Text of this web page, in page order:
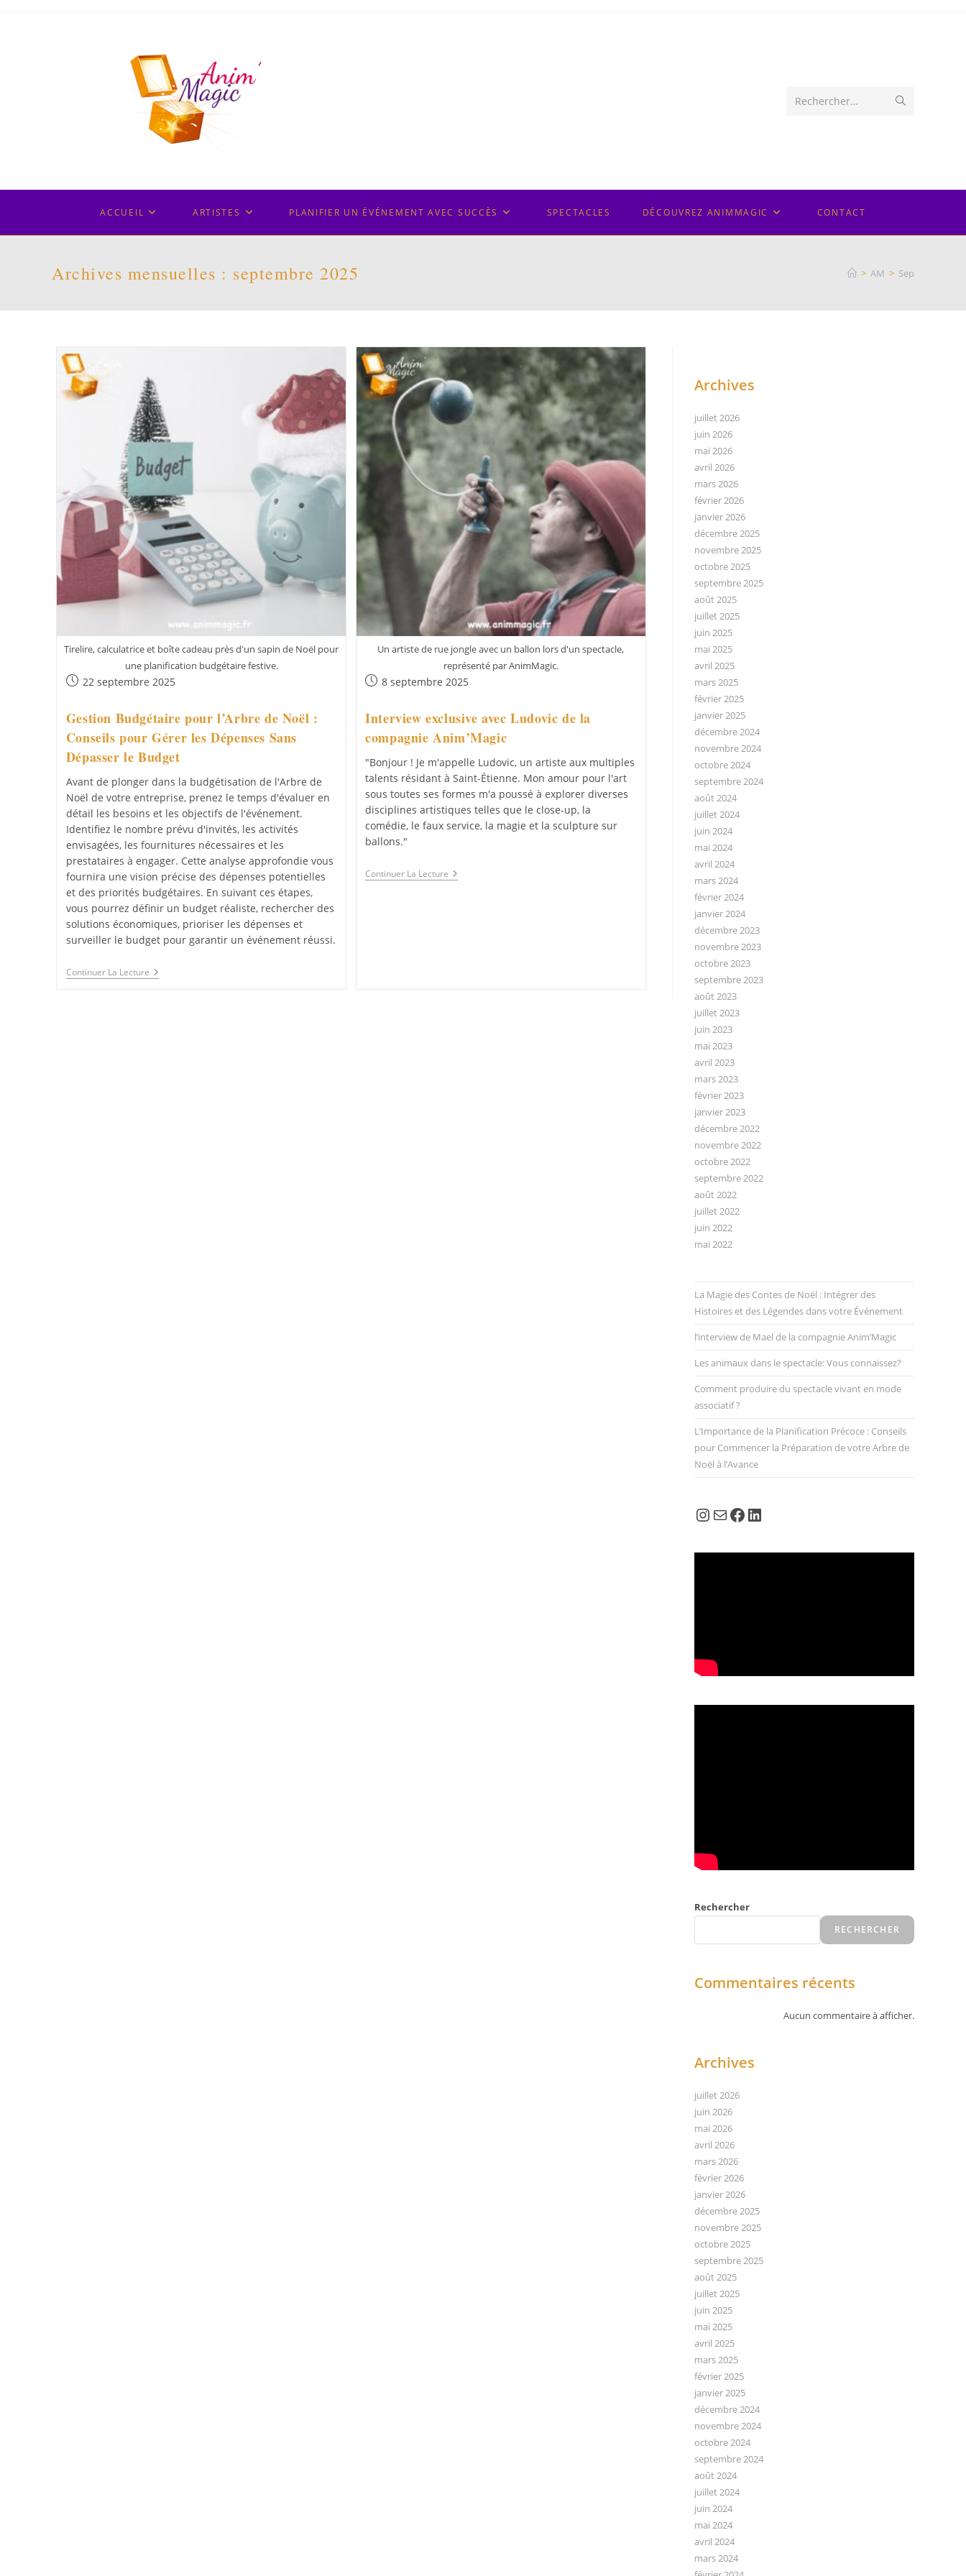
Rechercher…
ACCUEIL ARTISTES PLANIFIER UN ÉVÉNEMENT AVEC SUCCÈS SPECTACLES DÉCOUVREZ ANIMMAGIC CONTACT
Archives mensuelles : septembre 2025 > AM > Sep
Tirelire, calculatrice et boîte cadeau près d'un sapin de Noël pour
une planification budgétaire festive.
Publication
22 septembre 2025
Gestion Budgétaire pour l’Arbre de Noël :
Conseils pour Gérer les Dépenses Sans
Dépasser le Budget
Avant de plonger dans la budgétisation de l'Arbre de
Noël de votre entreprise, prenez le temps d'évaluer en
détail les besoins et les objectifs de l'événement.
Identifiez le nombre prévu d'invités, les activités
envisagées, les fournitures nécessaires et les
prestataires à engager. Cette analyse approfondie vous
fournira une vision précise des dépenses potentielles
et des priorités budgétaires. En suivant ces étapes,
vous pourrez définir un budget réaliste, rechercher des
solutions économiques, prioriser les dépenses et
surveiller le budget pour garantir un événement réussi.
Continuer La LectureGestion
Budgétaire
Un artiste de rue jongle avec un ballon lors d'un spectacle,
représenté par AnimMagic.
Publication
8 septembre 2025
Interview exclusive avec Ludovic de la
compagnie Anim’Magic
"Bonjour ! Je m'appelle Ludovic, un artiste aux multiples
talents résidant à Saint-Étienne. Mon amour pour l'art
sous toutes ses formes m'a poussé à explorer diverses
disciplines artistiques telles que le close-up, la
comédie, le faux service, la magie et la sculpture sur
ballons."
Continuer La Lecture Interview
Exclusive
Archives
juillet 2026
juin 2026
mai 2026
avril 2026
mars 2026
février 2026
janvier 2026
décembre 2025
novembre 2025
octobre 2025
septembre 2025
août 2025
juillet 2025
juin 2025
mai 2025
avril 2025
mars 2025
février 2025
janvier 2025
décembre 2024
novembre 2024
octobre 2024
septembre 2024
août 2024
juillet 2024
juin 2024
mai 2024
avril 2024
mars 2024
février 2024
janvier 2024
décembre 2023
novembre 2023
octobre 2023
septembre 2023
août 2023
juillet 2023
juin 2023
mai 2023
avril 2023
mars 2023
février 2023
janvier 2023
décembre 2022
novembre 2022
octobre 2022
septembre 2022
août 2022
juillet 2022
juin 2022
mai 2022
La Magie des Contes de Noël : Intégrer des
Histoires et des Légendes dans votre Événement
l’interview de Mael de la compagnie Anim’Magic
Les animaux dans le spectacle: Vous connaissez?
Comment produire du spectacle vivant en mode
associatif ?
L’Importance de la Planification Précoce : Conseils
pour Commencer la Préparation de votre Arbre de
Noël à l’Avance
Instagram
E-mailFacebook
LinkedIn
Rechercher
RECHERCHER
Commentaires récents
Aucun commentaire à afficher.
Archives
juillet 2026
juin 2026
mai 2026
avril 2026
mars 2026
février 2026
janvier 2026
décembre 2025
novembre 2025
octobre 2025
septembre 2025
août 2025
juillet 2025
juin 2025
mai 2025
avril 2025
mars 2025
février 2025
janvier 2025
décembre 2024
novembre 2024
octobre 2024
septembre 2024
août 2024
juillet 2024
juin 2024
mai 2024
avril 2024
mars 2024